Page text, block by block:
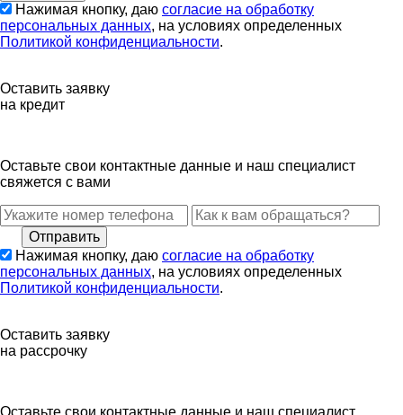
Нажимая кнопку, даю согласие на обработку
персональных данных, на условиях определенных
Политикой конфиденциальности.
Оставить заявку
на кредит
Оставьте свои контактные данные и наш специалист
свяжется с вами
Нажимая кнопку, даю согласие на обработку
персональных данных, на условиях определенных
Политикой конфиденциальности.
Оставить заявку
на рассрочку
Оставьте свои контактные данные и наш специалист